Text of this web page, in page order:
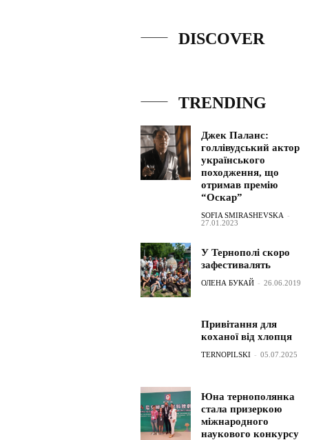
DISCOVER
TRENDING
Джек Паланс:
голлівудський актор
українського
походження, що
отримав премію
“Оскар”
SOFIA SMIRASHEVSKA -
27.01.2023
У Тернополі скоро
зафестивалять
ОЛЕНА БУКАЙ - 26.06.2019
Привітання для
коханої від хлопця
TERNOPILSKI - 05.07.2025
Юна тернополянка
стала призеркою
міжнародного
наукового конкурсу